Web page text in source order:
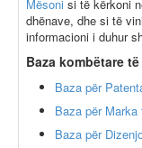
Mësoni si të kërkoni
dhënave, dhe si të
informacioni i duhur
Baza kombëtare
Baza për
Baza për Marka
Baza për